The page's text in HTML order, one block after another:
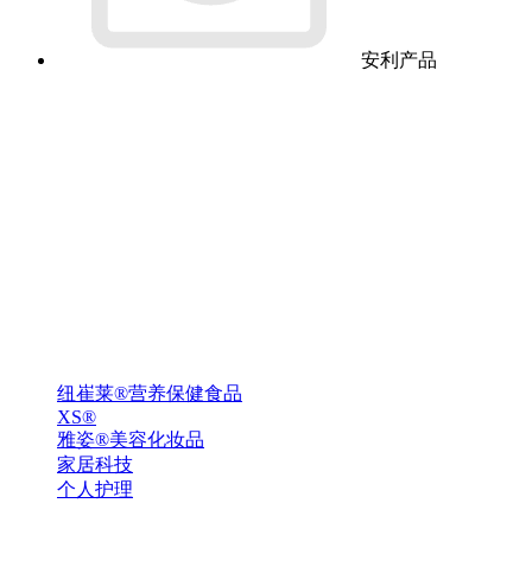
安利产品
纽崔莱®营养保健食品
XS®
雅姿®美容化妆品
家居科技
个人护理